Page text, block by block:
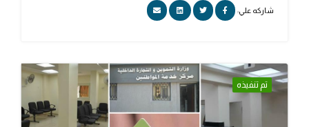
شاركه علي:
تم تنفيذه